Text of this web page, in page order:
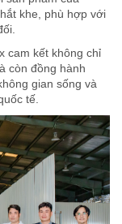
khe, phù hợp với
cam kết không chỉ
còn đồng hành
gian sống và
tế.